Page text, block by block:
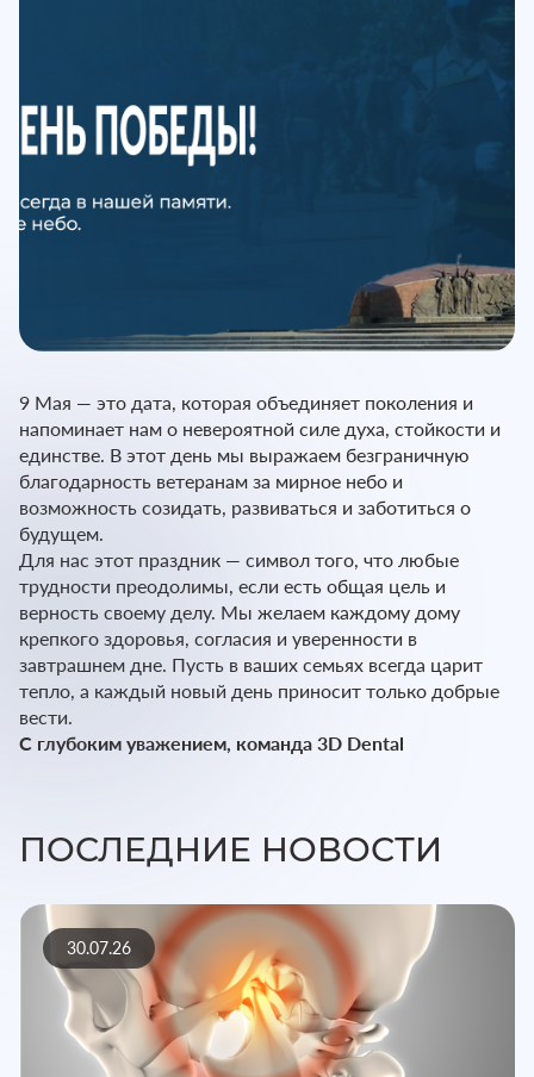
9 Мая — это дата, которая объединяет поколения и
напоминает нам о невероятной силе духа, стойкости и
единстве. В этот день мы выражаем безграничную
благодарность ветеранам за мирное небо и
возможность созидать, развиваться и заботиться о
будущем.
Для нас этот праздник — символ того, что любые
трудности преодолимы, если есть общая цель и
верность своему делу. Мы желаем каждому дому
крепкого здоровья, согласия и уверенности в
завтрашнем дне. Пусть в ваших семьях всегда царит
тепло, а каждый новый день приносит только добрые
вести.
С глубоким уважением, команда 3D Dental
ПОСЛЕДНИЕ НОВОСТИ
30.07.26